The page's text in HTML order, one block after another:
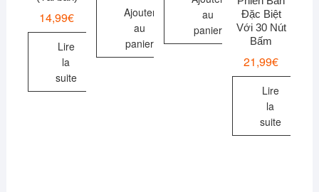
14,99€
Lire
la
suite
Ajouter
au
panier
au
panier
Đặc Biệt
Với 30 Nút
Bấm
21,99€
Lire
la
suite